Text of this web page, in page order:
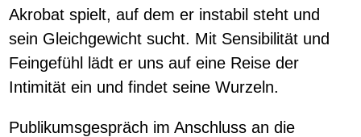
Akrobat spielt, auf dem er instabil steht und
sein Gleichgewicht sucht. Mit Sensibilität und
Feingefühl lädt er uns auf eine Reise der
Intimität ein und findet seine Wurzeln.
Publikumsgespräch im Anschluss an die